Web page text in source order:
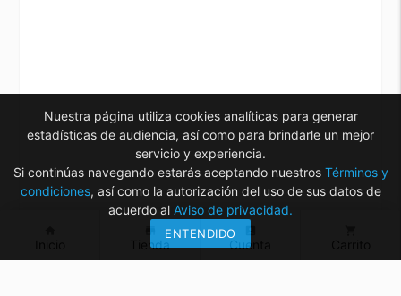
Tienda Cuenta
Nuestra página utiliza cookies analíticas para generar
estadísticas de audiencia, así como para brindarle un mejor
servicio y experiencia.
Si continúas navegando estarás aceptando nuestros Términos y
condiciones, así como la autorización del uso de sus datos de
acuerdo al Aviso de privacidad.
ENTENDIDO